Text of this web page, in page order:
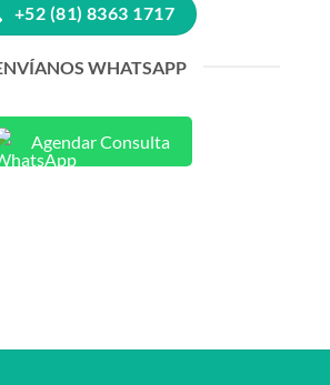
+52 (81) 8363 1717
WHATSAPP
Agendar Consulta